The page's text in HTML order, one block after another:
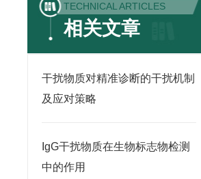
TECHNICAL ARTICLES
相关文章
干扰物质对精准诊断的干扰机制
及应对策略
IgG干扰物质在生物标志物检测
中的作用